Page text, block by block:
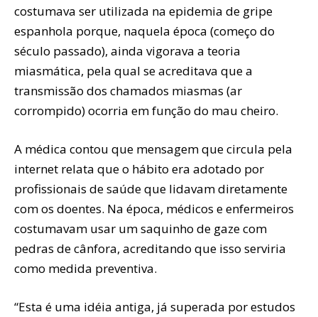
costumava ser utilizada na epidemia de gripe
espanhola porque, naquela época (começo do
século passado), ainda vigorava a teoria
miasmática, pela qual se acreditava que a
transmissão dos chamados miasmas (ar
corrompido) ocorria em função do mau cheiro.
A médica contou que mensagem que circula pela
internet relata que o hábito era adotado por
profissionais de saúde que lidavam diretamente
com os doentes. Na época, médicos e enfermeiros
costumavam usar um saquinho de gaze com
pedras de cânfora, acreditando que isso serviria
como medida preventiva.
“Esta é uma idéia antiga, já superada por estudos